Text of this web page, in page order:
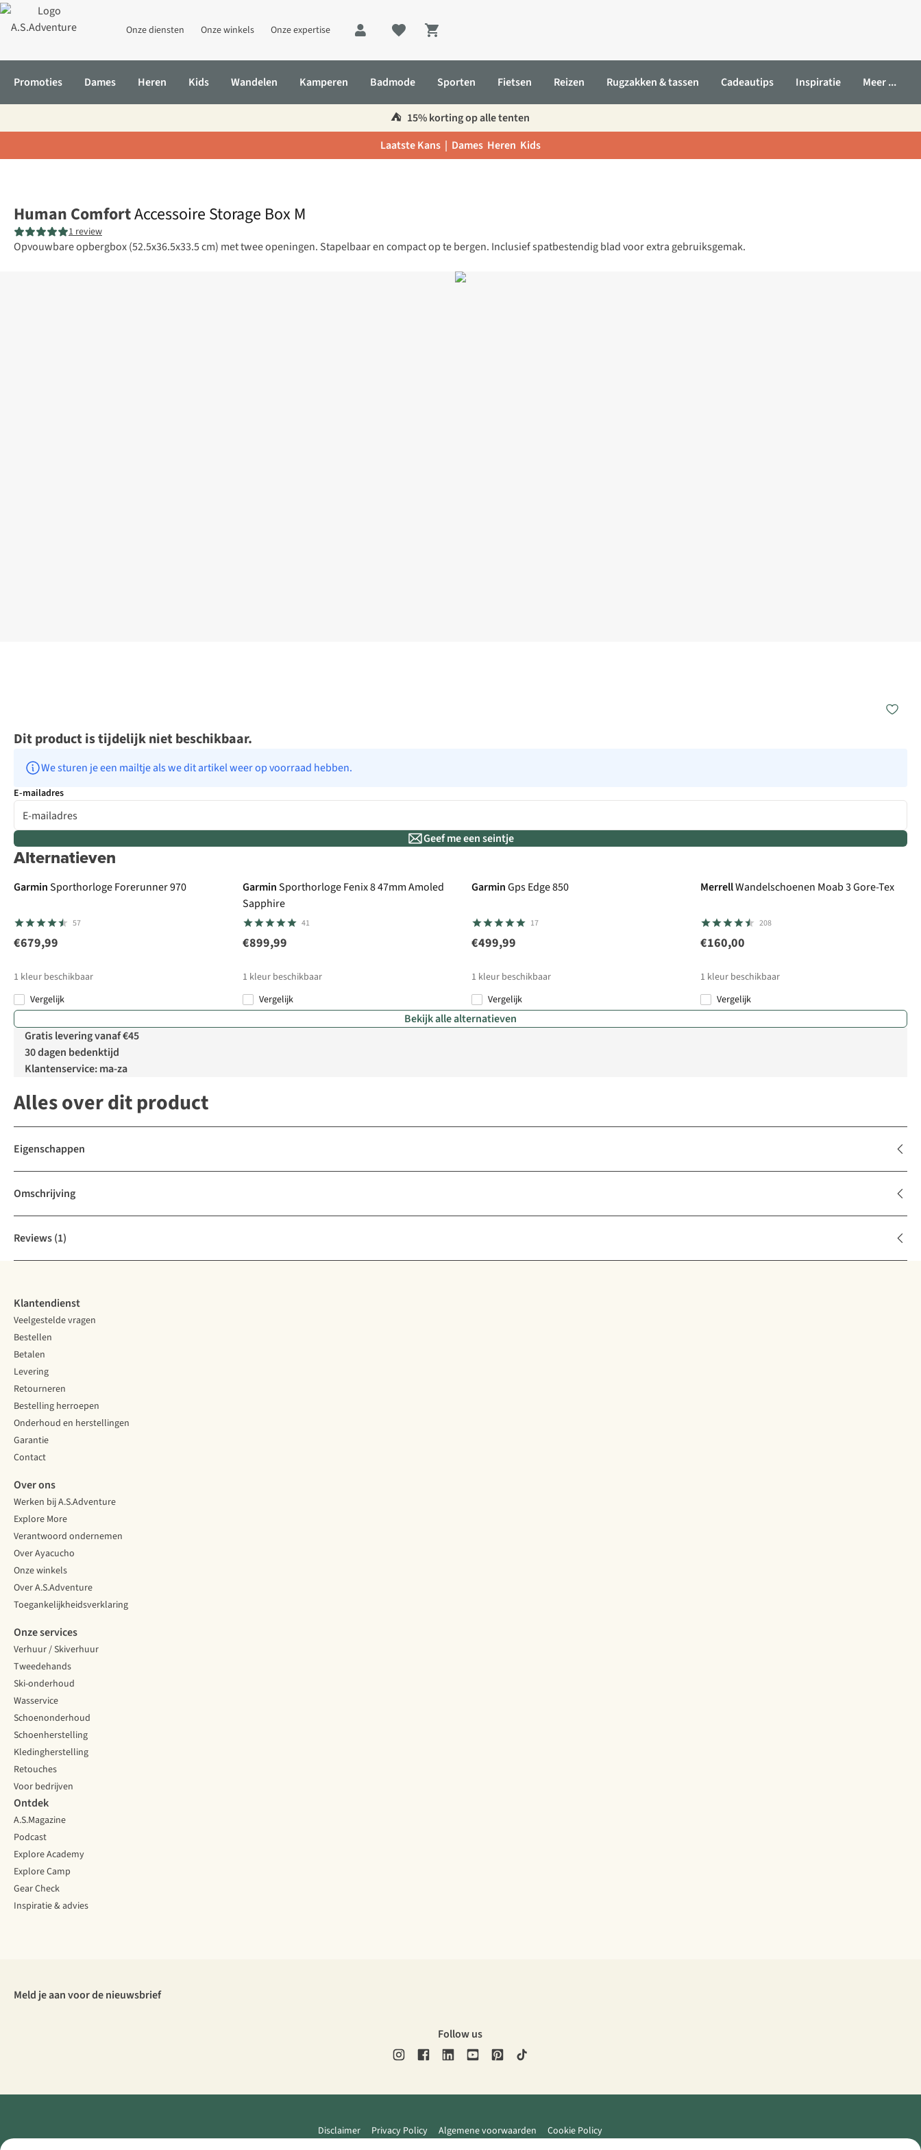
Onze diensten Onze winkels Onze expertise
Shopping cart
Promoties Dames Heren Kids Wandelen Kamperen Badmode Sporten Fietsen Reizen Rugzakken & tassen Cadeautips Inspiratie Meer ...
⛺️ 15% korting op alle tenten
Laatste Kans | Dames Heren Kids
Human ComfortAccessoire Storage Box M
1 review
Opvouwbare opbergbox (52.5x36.5x33.5 cm) met twee openingen. Stapelbaar en compact op te bergen. Inclusief spatbestendig blad voor extra gebruiksgemak.
Dit product is tijdelijk niet beschikbaar.
We sturen je een mailtje als we dit artikel weer op voorraad hebben.
E-mailadres
Geef me een seintje
Alternatieven
GarminSporthorloge Forerunner 970
57
€679,99
1 kleur beschikbaar
Vergelijk
GarminSporthorloge Fenix 8 47mm Amoled
Sapphire
41
€899,99
1 kleur beschikbaar
Vergelijk
GarminGps Edge 850
17
€499,99
1 kleur beschikbaar
Vergelijk
MerrellWandelschoenen Moab 3 Gore-Tex
208
€160,00
1 kleur beschikbaar
Vergelijk
Bekijk alle alternatieven
Gratis levering vanaf €45
30 dagen bedenktijd
Klantenservice: ma-za
Alles over dit product
Eigenschappen
Omschrijving
Reviews(1)
Klantendienst
Veelgestelde vragen
Bestellen
Betalen
Levering
Retourneren
Bestelling herroepen
Onderhoud en herstellingen
Garantie
Contact
Over ons
Werken bij A.S.Adventure
Explore More
Verantwoord ondernemen
Over Ayacucho
Onze winkels
Over A.S.Adventure
Toegankelijkheidsverklaring
Onze services
Verhuur / Skiverhuur
Tweedehands
Ski-onderhoud
Wasservice
Schoenonderhoud
Schoenherstelling
Kledingherstelling
Retouches
Voor bedrijven
Ontdek
A.S.Magazine
Podcast
Explore Academy
Explore Camp
Gear Check
Inspiratie & advies
Meld je aan voor de nieuwsbrief
Follow us
Disclaimer Privacy Policy Algemene voorwaarden Cookie Policy